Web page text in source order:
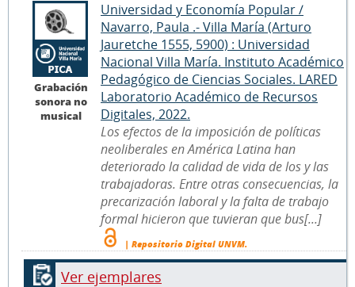
Grabación
sonora no
musical
Universidad y Economía Popular /
Navarro, Paula .- Villa María (Arturo
Jauretche 1555, 5900) : Universidad
Nacional Villa María. Instituto Académico
Pedagógico de Ciencias Sociales. LARED
Laboratorio Académico de Recursos
Digitales, 2022.
Los efectos de la imposición de políticas
neoliberales en América Latina han
deteriorado la calidad de vida de los y las
trabajadoras. Entre otras consecuencias, la
precarización laboral y la falta de trabajo
formal hicieron que tuvieran que bus[...]
| Repositorio Digital UNVM.
Ver ejemplares